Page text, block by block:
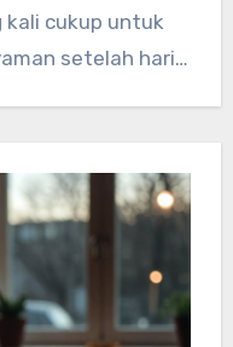
kali cukup untuk
setelah hari